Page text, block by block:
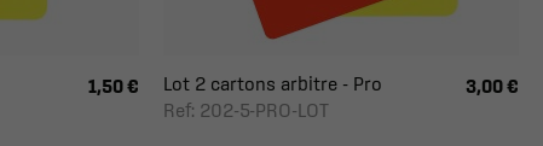
1,50 €
Lot 2 cartons arbitre - Pro
Ref: 202-5-PRO-LOT
3,00 €